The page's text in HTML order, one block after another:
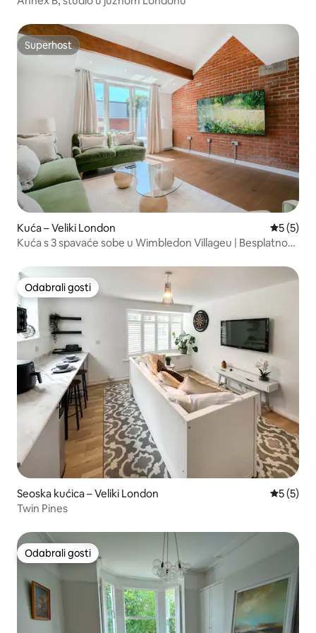
Superhost
Superhost
Kuća – Veliki London
5 (5)
Kuća s 3 spavaće sobe u Wimbledon Villageu | Besplatno
Odabrali gosti
Odabrali gosti
Seoska kućica – Veliki London
5 (5)
Twin Pines
Odabrali gosti
Odabrali gosti